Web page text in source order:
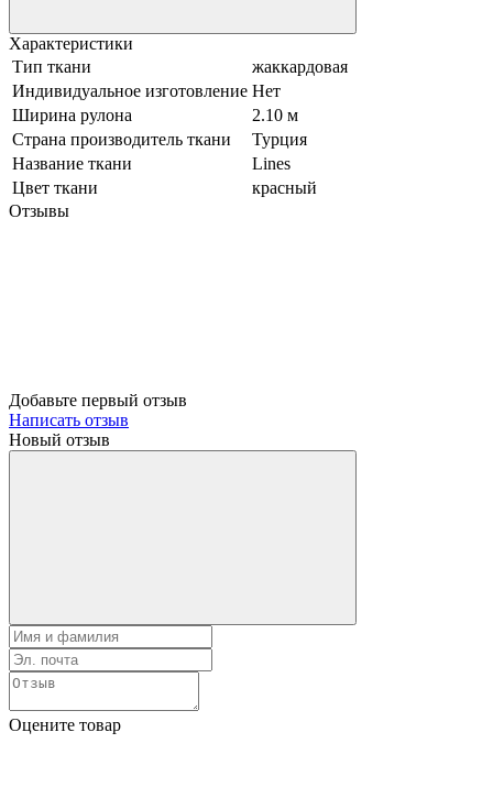
Характеристики
Тип ткани
жаккардовая
Индивидуальное изготовление Нет
Ширина рулона
2.10 м
Страна производитель ткани
Турция
Название ткани
Lines
Цвет ткани
красный
Отзывы
Добавьте первый отзыв
Написать отзыв
Новый отзыв
Оцените товар